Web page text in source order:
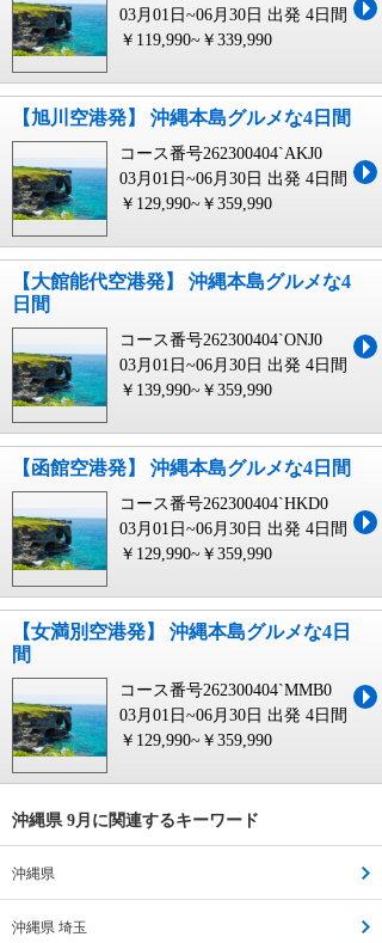
03月01日~06月30日 出発 4日間
￥119,990~￥339,990
【旭川空港発】 沖縄本島グルメな4日間
コース番号262300404`AKJ0
03月01日~06月30日 出発 4日間
￥129,990~￥359,990
【大館能代空港発】 沖縄本島グルメな4
日間
コース番号262300404`ONJ0
03月01日~06月30日 出発 4日間
￥139,990~￥359,990
【函館空港発】 沖縄本島グルメな4日間
コース番号262300404`HKD0
03月01日~06月30日 出発 4日間
￥129,990~￥359,990
【女満別空港発】 沖縄本島グルメな4日
間
コース番号262300404`MMB0
03月01日~06月30日 出発 4日間
￥129,990~￥359,990
沖縄県 9月に関連するキーワード
沖縄県
沖縄県 埼玉